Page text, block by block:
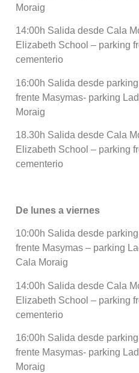
Moraig
14:00h Salida desde Cala
Elizabeth School – parking
cementerio
16:00h Salida desde
frente Masymas- parking
Moraig
18.30h Salida desde Cala
Elizabeth School – parking
cementerio
De lunes a viernes
10:00h Salida desde
frente Masymas – parking
Cala Moraig
14:00h Salida desde Cala
Elizabeth School – parking
cementerio
16:00h Salida desde
frente Masymas- parking
Moraig